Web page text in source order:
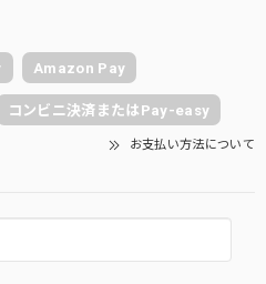
Amazon Pay
コンビニ決済またはPay-easy
お支払い方法について